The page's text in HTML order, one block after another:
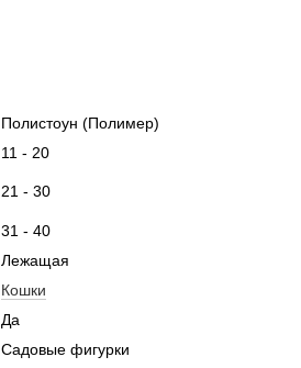
Полистоун (Полимер)
11 - 20
21 - 30
31 - 40
Лежащая
Кошки
Да
Садовые фигурки